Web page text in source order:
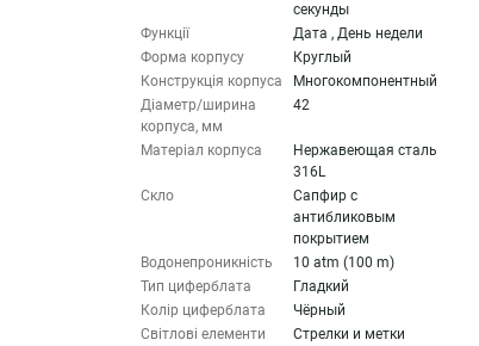
секунды
Функції
Дата , День недели
Форма корпусу
Круглый
Конструкція корпуса
Многокомпонентный
Діаметр/ширина
корпуса, мм
42
Матеріал корпуса
Нержавеющая сталь
316L
Скло
Сапфир с
антибликовым
покрытием
Водонепроникність
10 atm (100 m)
Тип циферблата
Гладкий
Колір циферблата
Чёрный
Світлові елементи
Стрелки и метки